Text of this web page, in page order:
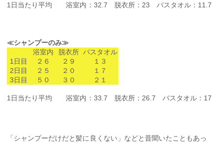
1日当たり平均 浴室内：32.7 脱衣所：23 バスタオル：11.7
≪シャンプーのみ≫
浴室内
脱衣所 バスタオル
1日目
２６ ２９
１３
2日目
２５ ２０
１７
3日目
５０ ３０ ２１
1日当たり平均 浴室内：33.7 脱衣所：26.7 バスタオル：17
「シャンプーだけだと髪に良くない」などと昔聞いたこともあっ